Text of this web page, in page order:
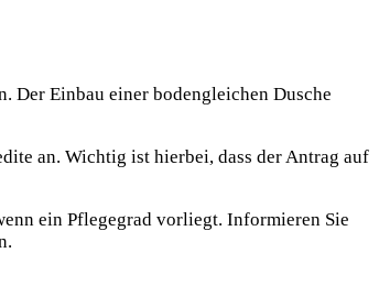
Der Einbau einer bodengleichen Dusche
an. Wichtig ist hierbei, dass der Antrag auf
ein Pflegegrad vorliegt. Informieren Sie